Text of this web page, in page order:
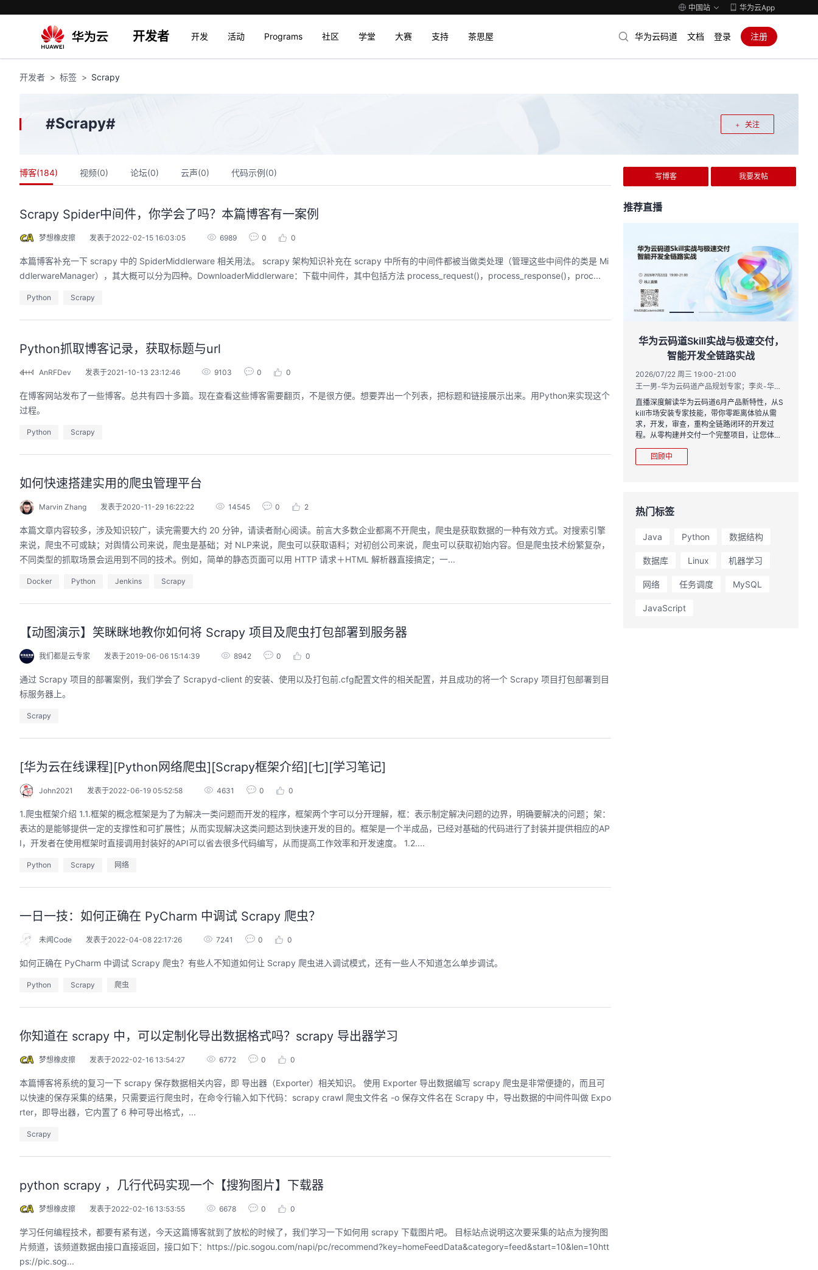
中国站 华为云App
开发者 开发 活动 Programs 社区 学堂 大赛 支持 茶思屋 华为云码道 文档 登录 注册
开发者 标签 Scrapy
关注
#Scrapy#
博客(184) 视频(0) 论坛(0) 云声(0) 代码示例(0)
Scrapy Spider中间件，你学会了吗？本篇博客有一案例
梦想橡皮擦 发表于2022-02-15 16:03:05 6989 0 0
本篇博客补充一下 scrapy 中的 SpiderMiddlerware 相关用法。 scrapy 架构知识补充在 scrapy 中所有的中间件都被当做类处理（管理这些中间件的类是 Mi
ddlerwareManager），其大概可以分为四种。DownloaderMiddlerware：下载中间件，其中包括方法 process_request()，process_response()，proc...
Python Scrapy
Python抓取博客记录，获取标题与url
AnRFDev 发表于2021-10-13 23:12:46 9103 0 0
在博客网站发布了一些博客。总共有四十多篇。现在查看这些博客需要翻页，不是很方便。想要弄出一个列表，把标题和链接展示出来。用Python来实现这个
过程。
Python Scrapy
如何快速搭建实用的爬虫管理平台
Marvin Zhang 发表于2020-11-29 16:22:22 14545 0 2
本篇文章内容较多，涉及知识较广，读完需要大约 20 分钟，请读者耐心阅读。前言大多数企业都离不开爬虫，爬虫是获取数据的一种有效方式。对搜索引擎
来说，爬虫不可或缺；对舆情公司来说，爬虫是基础；对 NLP来说，爬虫可以获取语料；对初创公司来说，爬虫可以获取初始内容。但是爬虫技术纷繁复杂，
不同类型的抓取场景会运用到不同的技术。例如，简单的静态页面可以用 HTTP 请求＋HTML 解析器直接搞定；一...
Docker Python Jenkins Scrapy
【动图演示】笑眯眯地教你如何将 Scrapy 项目及爬虫打包部署到服务器
我们都是云专家 发表于2019-06-06 15:14:39 8942 0 0
通过 Scrapy 项目的部署案例，我们学会了 Scrapyd-client 的安装、使用以及打包前.cfg配置文件的相关配置，并且成功的将一个 Scrapy 项目打包部署到目
标服务器上。
Scrapy
[华为云在线课程][Python网络爬虫][Scrapy框架介绍][七][学习笔记]
John2021 发表于2022-06-19 05:52:58 4631 0 0
1.爬虫框架介绍 1.1.框架的概念框架是为了为解决一类问题而开发的程序，框架两个字可以分开理解，框：表示制定解决问题的边界，明确要解决的问题；架：
表达的是能够提供一定的支撑性和可扩展性；从而实现解决这类问题达到快速开发的目的。框架是一个半成品，已经对基础的代码进行了封装并提供相应的AP
I，开发者在使用框架时直接调用封装好的API可以省去很多代码编写，从而提高工作效率和开发速度。 1.2....
Python Scrapy 网络
一日一技：如何正确在 PyCharm 中调试 Scrapy 爬虫？
未闻Code 发表于2022-04-08 22:17:26 7241 0 0
如何正确在 PyCharm 中调试 Scrapy 爬虫？有些人不知道如何让 Scrapy 爬虫进入调试模式，还有一些人不知道怎么单步调试。
Python Scrapy 爬虫
你知道在 scrapy 中，可以定制化导出数据格式吗？scrapy 导出器学习
梦想橡皮擦 发表于2022-02-16 13:54:27 6772 0 0
本篇博客将系统的复习一下 scrapy 保存数据相关内容，即 导出器（Exporter）相关知识。 使用 Exporter 导出数据编写 scrapy 爬虫是非常便捷的，而且可
以快速的保存采集的结果，只需要运行爬虫时，在命令行输入如下代码：scrapy crawl 爬虫文件名 -o 保存文件名在 Scrapy 中，导出数据的中间件叫做 Expo
rter，即导出器，它内置了 6 种可导出格式，...
Scrapy
python scrapy ，几行代码实现一个【搜狗图片】下载器
梦想橡皮擦 发表于2022-02-16 13:53:55 6678 0 0
学习任何编程技术，都要有紧有送，今天这篇博客就到了放松的时候了，我们学习一下如何用 scrapy 下载图片吧。 目标站点说明这次要采集的站点为搜狗图
片频道，该频道数据由接口直接返回，接口如下：https://pic.sogou.com/napi/pc/recommend?key=homeFeedData&category=feed&start=10&len=10htt
ps://pic.sog...
写博客 我要发帖
推荐直播
AI作品三步上朋友
20:00
到企业级开发。不教编
、有产出、能带走、可炫
华为云码道Skill实战与极速交付，
智能开发全链路实战
2026/07/22 周三 19:00-21:00
直播深度解读华为云码道6月产品新特性，从S
回顾中
张豪杰/程文/王军/刘新春/黄钦开 /张晓天
面向具身智能开发者，带您全流程体验机器人
回顾中
从入门 · 到做AI应用 · 到企业级开发。不教编
回顾中
华为云码道Skill实战与极速交付，
智能开发全链路实战
2026/07/22 周三 19:00-21:00
王一男-华为云码道产品规划专家；李炎-华为云码道产品专家；姜浩-华为云HCDG核心组成员
直播深度解读华为云码道6月产品新特性，从S
kill市场安装专家技能，带你零距离体验从需
求，开发，审查，重构全链路闭环的开发过
程。从零构建并交付一个完整项目，让您体验
从代码提交到服务上线的“极速”之旅。
回顾中
热门标签
Java Python 数据结构
数据库 Linux 机器学习
网络 任务调度 MySQL
JavaScript